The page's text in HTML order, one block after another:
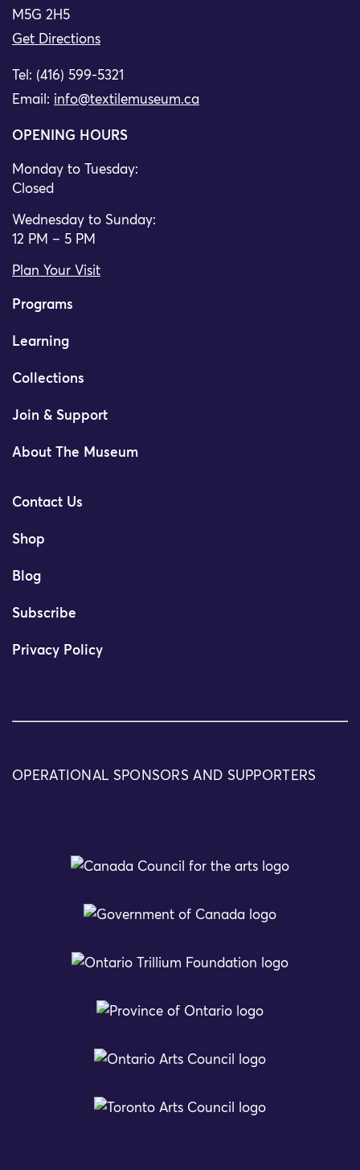
M5G 2H5
Get Directions
Tel: (416) 599-5321
Email: info@textilemuseum.ca
OPENING HOURS
Monday to Tuesday:
Closed
Wednesday to Sunday:
12 PM – 5 PM
Plan Your Visit
Programs
Learning
Collections
Join & Support
About The Museum
Contact Us
Shop
Blog
Subscribe
Privacy Policy
OPERATIONAL SPONSORS AND SUPPORTERS